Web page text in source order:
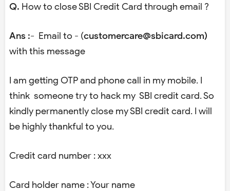
Q. How to close SBI Credit Card through email ?
Ans :- Email to - (customercare@sbicard.com)
with this message
I am getting OTP and phone call in my mobile. I
think someone try to hack my SBI credit card. So
kindly permanently close my SBI credit card. I will
be highly thankful to you.
Credit card number : xxx
Card holder name : Your name